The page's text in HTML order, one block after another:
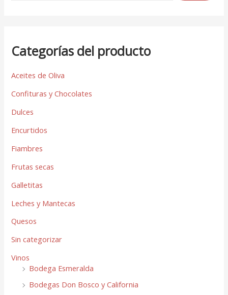
Categorías del producto
Aceites de Oliva
Confituras y Chocolates
Dulces
Encurtidos
Fiambres
Frutas secas
Galletitas
Leches y Mantecas
Quesos
Sin categorizar
Vinos
Bodega Esmeralda
Bodegas Don Bosco y California